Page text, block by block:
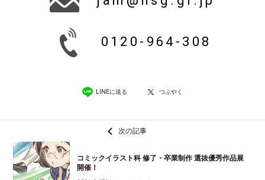
0120-964-308
LINEに送る つぶやく
次の記事
コミックイラスト科 修了・卒業制作 選抜優秀作品展
開催！